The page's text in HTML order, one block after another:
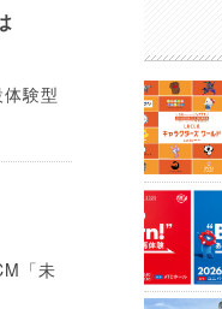
験型
「未